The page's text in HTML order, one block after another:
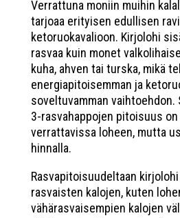
Verrattuna moniin muihin
tarjoaa erityisen edullisen
ketoruokavalioon. Kirjolohi
rasvaa kuin monet
kuha, ahven tai turska, mikä
energiapitoisemman ja
soveltuvamman vaihtoehdon.
3-rasvahappojen pitoisuus on
verrattavissa loheen, mutta
hinnalla.
Rasvapitoisuudeltaan
rasvaisten kalojen, kuten
vähärasvaisempien kalojen